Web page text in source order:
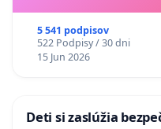
5 541 podpisov
522 Podpisy / 30 dni
15 Jun 2026
Deti si zaslúžia